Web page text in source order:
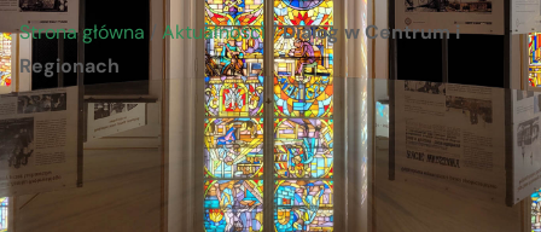
Strona główna / Aktualności/Dialog w Centrum i
Regionach